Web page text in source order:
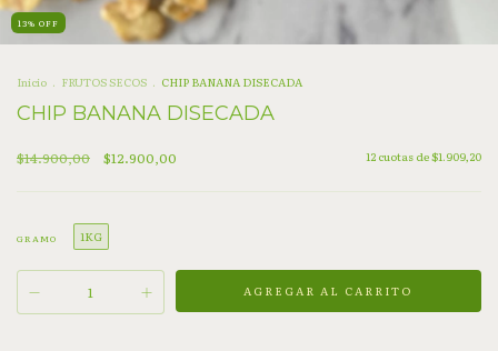
13% OFF
Inicio . FRUTOS SECOS . CHIP BANANA DISECADA
CHIP BANANA DISECADA
$14.900,00 $12.900,00 12 cuotas de$1.909,20
GRAMO 1KG